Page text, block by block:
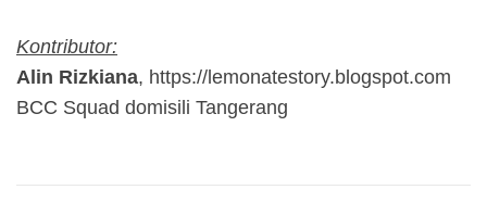
Kontributor:
Alin Rizkiana, https://lemonatestory.blogspot.com
BCC Squad domisili Tangerang